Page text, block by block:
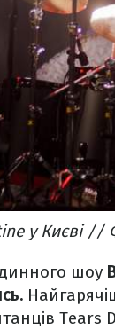
у Києві //
шоу